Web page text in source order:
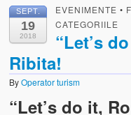
SEPT.
19
2018
EVENIMENTE •
CATEGORIILE
“Let’s
Ribita!
ByOperator turism
“Let’s do it,